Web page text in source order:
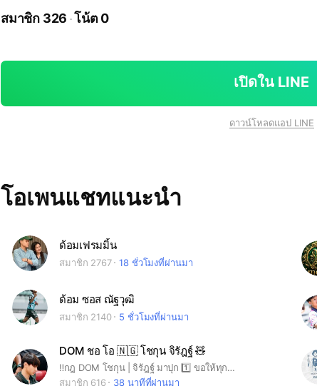
สมาชิก 326 โน้ต 0
เปิดใน LINE
ดาวน์โหลดแอป LINE
โอเพนแชทแนะนำ
ด้อมเฟรมมิ้น
สมาชิก 2767 18 ชั่วโมงที่ผ่านมา
ด้อม ซอส ณัฐวุฒิ
สมาชิก 2140 5 ชั่วโมงที่ผ่านมา
DOM ชอ โอ 🇳🇬 โชกุน จิรัฎฐ์ 🧸
‼️กฎ DOM โชกุน | จิรัฎฐ์ มาปุก 1️⃣ ขอให้ทุกคนใช้ รูปตัวเอง + ชื่อ + จังหวัด เช่น : โชกุน – ฉะเชิงเทรา เพื่อให้น้องโชกุนเห็นพลังของด้อมเราว่าอยู่ทุกพื้นที่ครับ 💚 2️⃣ ช่วงเวลาพูดคุย 08.00–23.00 น. ครับ ในเวลานี้สามารถพูดคุย แชร์ และอัปเดตเรื่องน้องโชกุนได้เต็มที่ครับ และตั้งแต่ 22.00 น. น้องจะเริ่มพักผ่อน ขอให้ทุกคนใช้ช่วงเวลานี้ค่อย ๆ บอก “ฝันดี” จนถึงไม่เกิน 23.00 น.เพื่อให้น้องได้พักเต็มที่ และให้ด้อมของเรายังคงอบอุ่นน่ารักครับ 🌙🤍 *** หากวันใดที่น้องมีความเคลื่อนไหวหรือมีกิจกรรมนอกเวลาดดังกล่าว สามารถส่งกำลังใจให้น้องได้เต็มที่เลยครับ *** 3️⃣ งดแท็กน้องโชกุนโดยตรงครับ งดตอบกลับข้อความของน้องโชกุน เพื่อไม่เป็นการรบกวนน้อง หากมีเรื่องจำเป็น ให้แท็กแอดมินเพื่อประสานให้น้องทราบแทนครับ
สมาชิก 616
38 นาทีที่ผ่านมา